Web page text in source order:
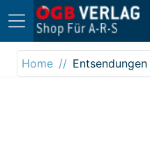
Direkt zum Inhalt
Home
Entsendungen